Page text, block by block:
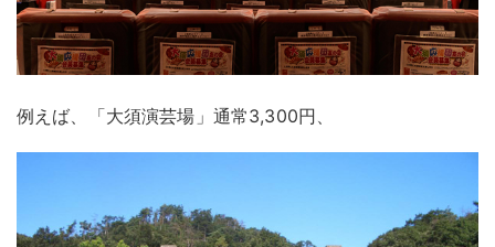
例えば、「大須演芸場」通常3,300円、